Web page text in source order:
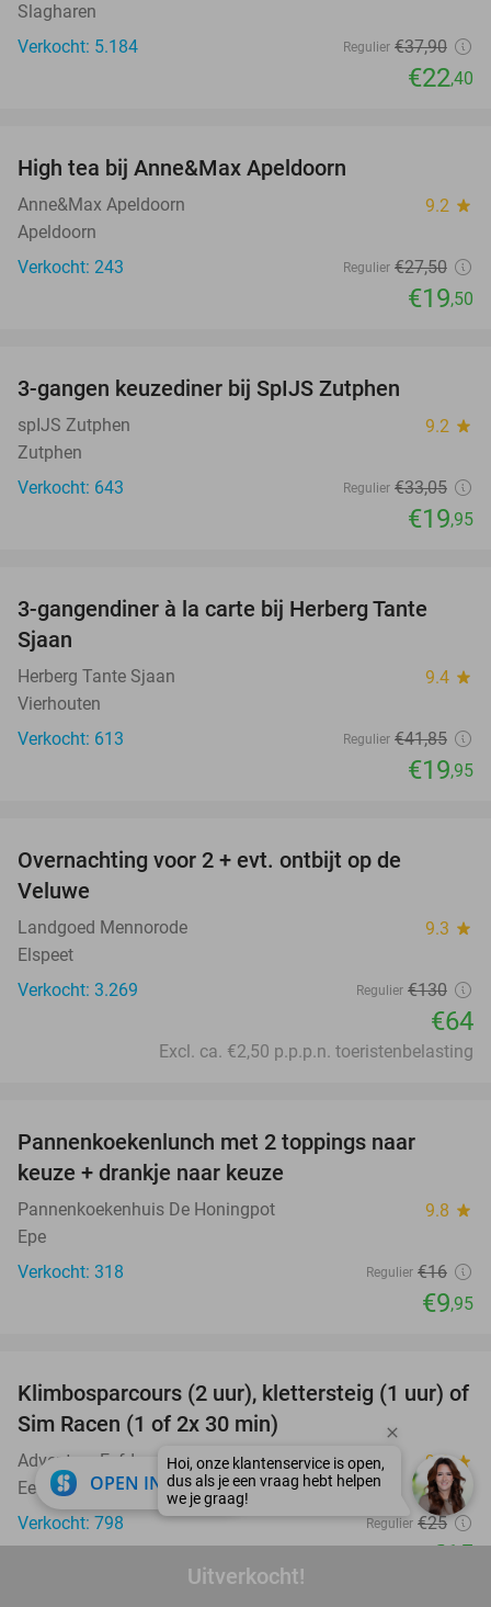
Uitverkocht!
Slagharen
Verkocht: 5.184
Regulier €37,90
€22,40
High tea bij Anne&Max Apeldoorn
Anne&Max Apeldoorn 9.2 star
Apeldoorn
Verkocht: 243
Regulier €27,50
€19,50
3-gangen keuzediner bij SpIJS Zutphen
spIJS Zutphen 9.2 star
Zutphen
Verkocht: 643
Regulier €33,05
€19,95
52%
3-gangendiner à la carte bij Herberg Tante
Sjaan
Herberg Tante Sjaan 9.4 star
Vierhouten
Verkocht: 613
Regulier €41,85
€19,95
Overnachting voor 2 + evt. ontbijt op de
Veluwe
Landgoed Mennorode 9.3 star
Elspeet
Verkocht: 3.269
Regulier €130
€64
Excl. ca. €2,50 p.p.p.n. toeristenbelasting
Pannenkoekenlunch met 2 toppings naar
keuze + drankje naar keuze
Pannenkoekenhuis De Honingpot 9.8 star
Epe
Verkocht: 318
Regulier €16
€9,95
40%
Klimbosparcours (2 uur), klettersteig (1 uur) of
Sim Racen (1 of 2x 30 min)
Adventure Eefde 9.3star
Eefde
Verkocht: 798
Regulier €25
€15
OPEN IN APP close